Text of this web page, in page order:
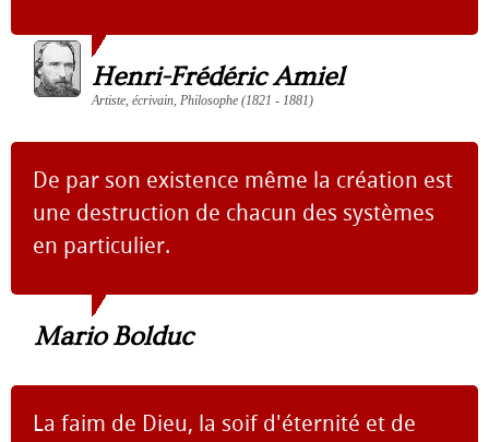
Henri-Frédéric Amiel
Artiste, écrivain, Philosophe (1821 - 1881)
De par son existence même la création est
une destruction de chacun des systèmes
en particulier.
Mario Bolduc
La faim de Dieu, la soif d'éternité et de